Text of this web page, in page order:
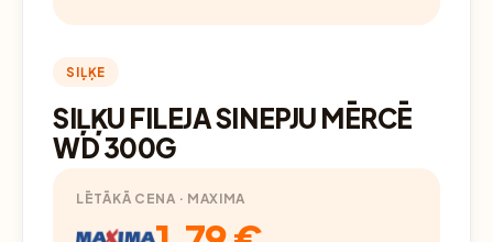
SIĻĶE
SIĻĶU FILEJA SINEPJU MĒRCĒ
WD 300G
LĒTĀKĀ CENA · MAXIMA